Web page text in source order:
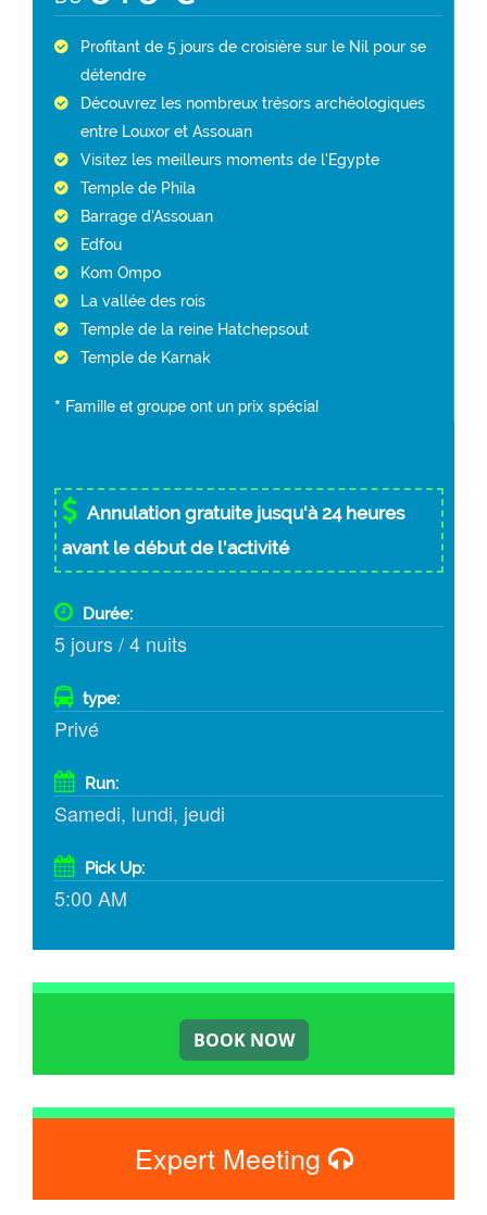
Profitant de 5 jours de croisière sur le Nil pour se
détendre
Découvrez les nombreux trésors archéologiques
entre Louxor et Assouan
Visitez les meilleurs moments de l'Egypte
Temple de Phila
Barrage d'Assouan
Edfou
Kom Ompo
La vallée des rois
Temple de la reine Hatchepsout
Temple de Karnak
* Famille et groupe ont un prix spécial
Annulation gratuite jusqu'à 24 heures
avant le début de l'activité
Durée:
5 jours / 4 nuits
type:
Privé
Run:
Samedi, lundi, jeudi
Pick Up:
5:00 AM
Expert Meeting